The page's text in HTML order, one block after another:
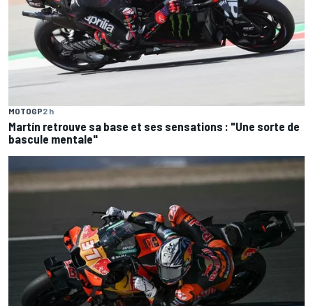
MOTOGP2 h
Martín retrouve sa base et ses sensations : "Une sorte de
bascule mentale"